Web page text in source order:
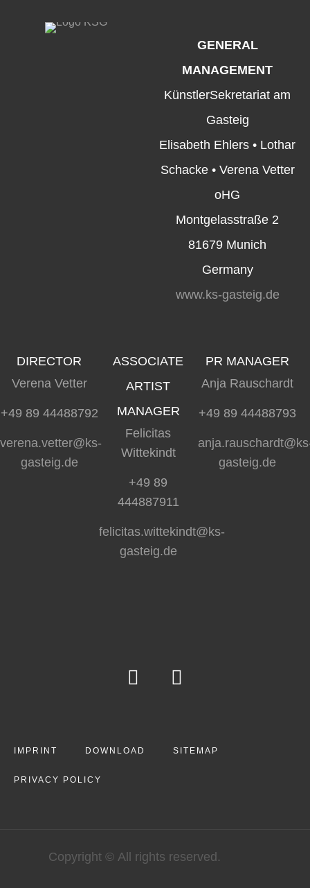
GENERAL
MANAGEMENT
KünstlerSekretariat am
Gasteig
Elisabeth Ehlers • Lothar
Schacke • Verena Vetter
oHG
Montgelasstraße 2
81679 Munich
Germany
www.ks-gasteig.de
DIRECTOR
Verena Vetter
+49 89 44488792
verena.vetter@ks-
gasteig.de
ASSOCIATE
ARTIST
MANAGER
Felicitas
Wittekindt
+49 89
444887911
felicitas.wittekindt@ks-
gasteig.de
PR MANAGER
Anja Rauschardt
+49 89 44488793
gasteig.de
IMPRINT DOWNLOAD SITEMAP
PRIVACY POLICY
Copyright © All rights reserved.